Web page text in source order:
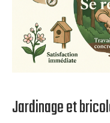
Jardinage et